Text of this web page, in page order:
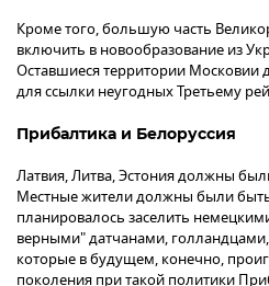
Кроме того, большую часть
включить в новообразование из
Оставшиеся территории Московии
для ссылки неугодных Третьему
Прибалтика и Белоруссия
Латвия, Литва, Эстония должны
Местные жители должны были
планировалось заселить
верными" датчанами,
которые в будущем, конечно,
поколения при такой политики